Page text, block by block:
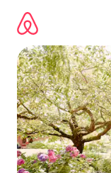
directement
contenu